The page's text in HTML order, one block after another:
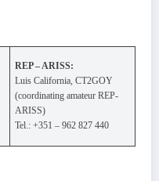
REP – ARISS:
Luis California, CT2GOY
(coordinating amateur REP-
ARISS)
Tel.: +351 – 962 827 440